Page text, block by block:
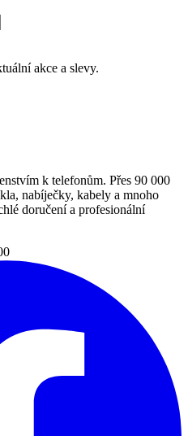
akce a slevy.
k telefonům. Přes 90 000
nabíječky, kabely a mnoho
doručení a profesionální